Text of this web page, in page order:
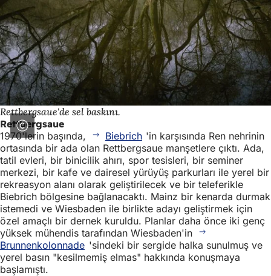
Rettbergsaue'de sel baskını.
Rettbergsaue
1970'lerin başında,
Biebrich 'in karşısında Ren nehrinin
ortasında bir ada olan Rettbergsaue manşetlere çıktı. Ada,
tatil evleri, bir binicilik ahırı, spor tesisleri, bir seminer
merkezi, bir kafe ve dairesel yürüyüş parkurları ile yerel bir
rekreasyon alanı olarak geliştirilecek ve bir teleferikle
Biebrich bölgesine bağlanacaktı. Mainz bir kenarda durmak
istemedi ve Wiesbaden ile birlikte adayı geliştirmek için
özel amaçlı bir dernek kuruldu. Planlar daha önce iki genç
yüksek mühendis tarafından Wiesbaden'in
Brunnenkolonnade 'sindeki bir sergide halka sunulmuş ve
yerel basın "kesilmemiş elmas" hakkında konuşmaya
başlamıştı.